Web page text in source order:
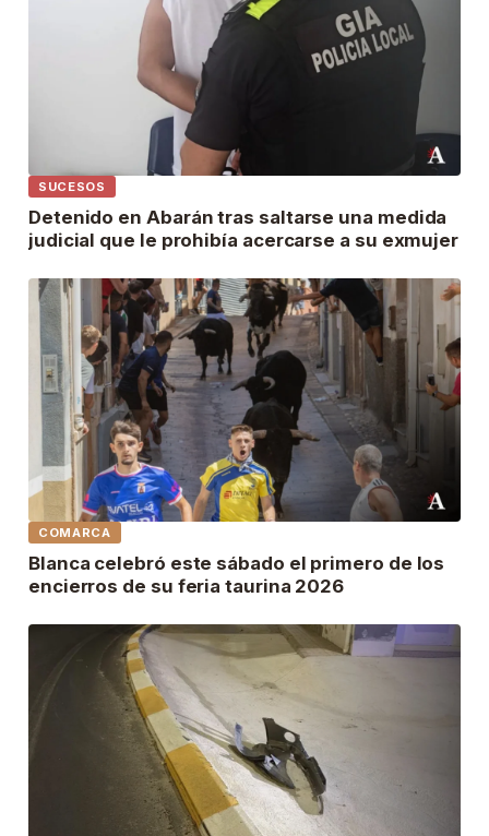
SUCESOS
Detenido en Abarán tras saltarse una medida
judicial que le prohibía acercarse a su exmujer
COMARCA
Blanca celebró este sábado el primero de los
encierros de su feria taurina 2026